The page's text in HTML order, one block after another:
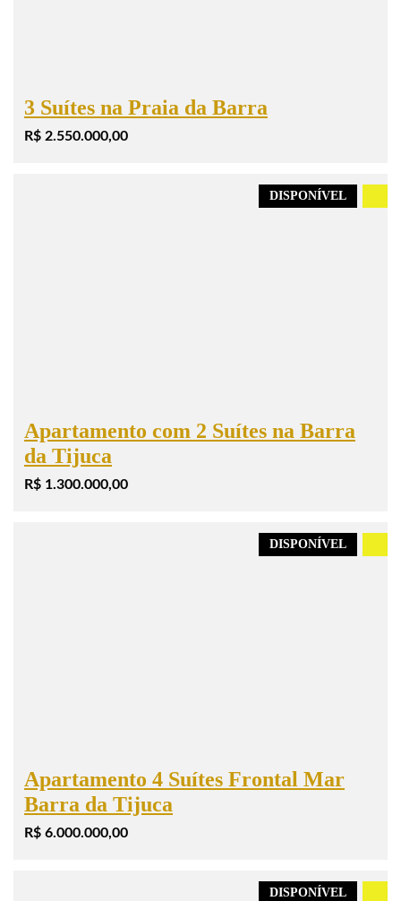
3 Suítes na Praia da Barra
R$ 2.550.000,00
DISPONÍVEL
Apartamento com 2 Suítes na Barra
da Tijuca
R$ 1.300.000,00
DISPONÍVEL
Apartamento 4 Suítes Frontal Mar
Barra da Tijuca
R$ 6.000.000,00
DISPONÍVEL